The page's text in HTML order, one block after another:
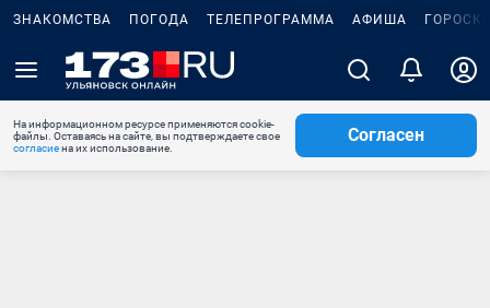
ЗНАКОМСТВА ПОГОДА ТЕЛЕПРОГРАММА АФИША
На информационном ресурсе применяются cookie-
файлы. Оставаясь на сайте, вы подтверждаете свое
согласиена их использование.
Согласен